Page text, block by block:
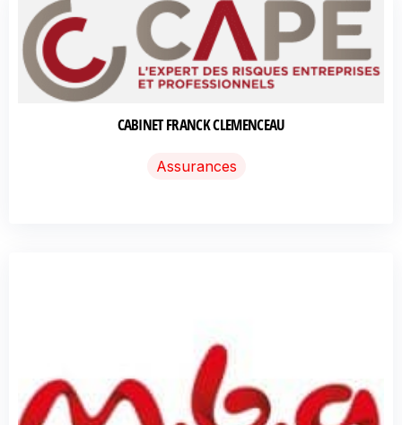
CABINET FRANCK CLEMENCEAU
Assurances